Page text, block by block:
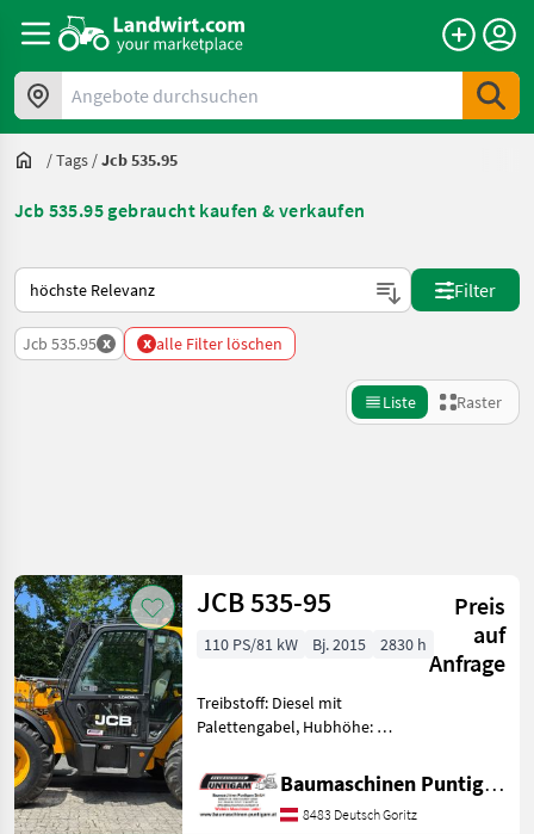
Angebote durchsuchen
/Tags /Jcb 535.95
Jcb 535.95 gebraucht kaufen & verkaufen
So wird auf Landwirt.com sortiert
Filter
Jcb 535.95 x x alle Filter löschen
Liste Raster
Kategorie 2 Land Filter
AKTUELLER
PFAD
Jcb
535.95
KATEGORIE
WÄHLEN
Zurücksetzen
Ergebnisse
anzeigen
JCB 535-95
Preis
auf
Anfrage
110 PS/81 kW Bj. 2015 2830 h
Treibstoff: Diesel mit
Palettengabel, Hubhöhe: 9,
Referenznummer: 21013
Baumaschinen Puntigam
GmbH Unser Spezialgebiet:
Baumaschinen Puntigam GmbH
8483 Deutsch Goritz